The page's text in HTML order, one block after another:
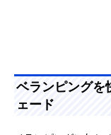
ベランピング
ェード